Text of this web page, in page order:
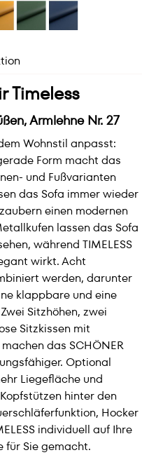
Timeless
Armlehne Nr. 27
Wohnstil anpasst:
Form macht das
und Fußvarianten
das Sofa immer wieder
einen modernen
lassen das Sofa
während TIMELESS
wirkt. Acht
werden, darunter
klappbare und eine
Sitzhöhen, zwei
Sitzkissen mit
das SCHÖNER
Optional
Liegefläche und
hinter den
Hocker
individuell auf Ihre
für Sie gemacht.